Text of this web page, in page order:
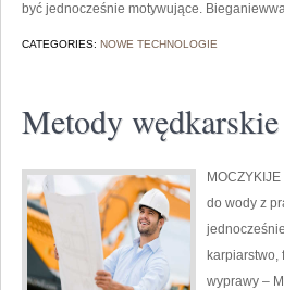
być jednocześnie motywujące.
CATEGORIES: NOWE TECHNOLOGIE
Metody wędkarskie
do wody z
karpiarstwo,
wyprawy –